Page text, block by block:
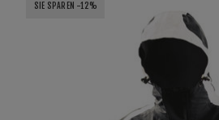
SIE SPAREN -12%